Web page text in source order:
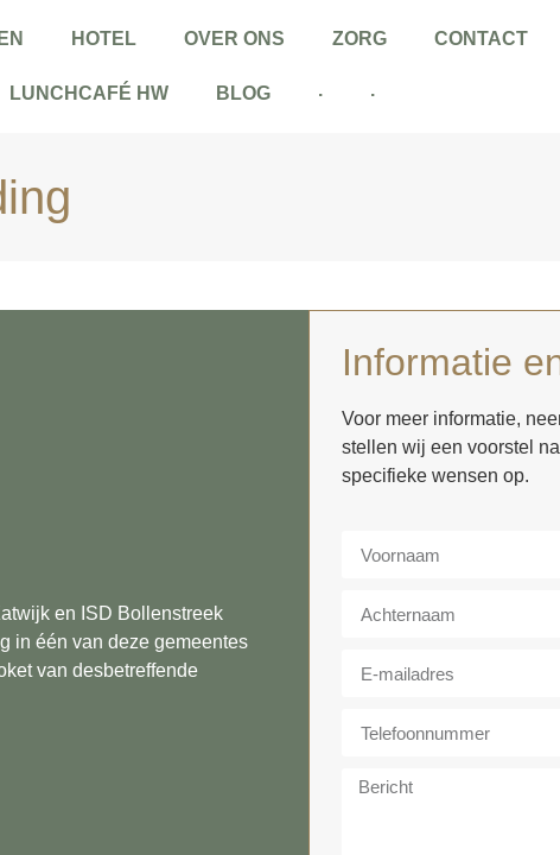
HOTEL OVER ONS ZORG CONTACT
LUNCHCAFÉ HW BLOG . .
en ISD Bollenstreek
in één van deze gemeentes
van desbetreffende
Informatie
Voor meer informatie,
stellen wij een voorstel
specifieke wensen op.